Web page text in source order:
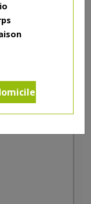
indicatif.
...